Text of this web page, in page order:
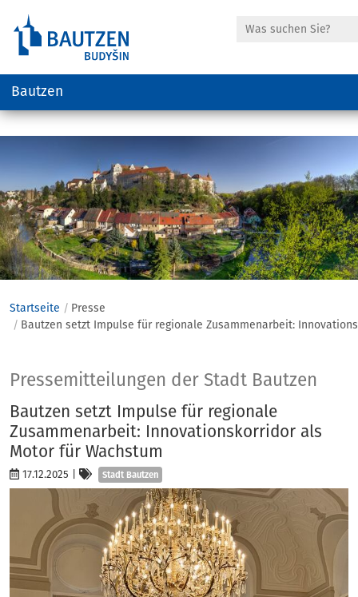
anspringen
Suche
Bautzen
Startseite
Presse
Bautzen setzt Impulse für regionale Zusammenarbeit:
Presse
Pressemitteilungen der Stadt Bautzen
Bautzen setzt Impulse für regionale
Zusammenarbeit: Innovationskorridor als
Motor für Wachstum
17.12.2025 Kategorien
Stadt Bautzen